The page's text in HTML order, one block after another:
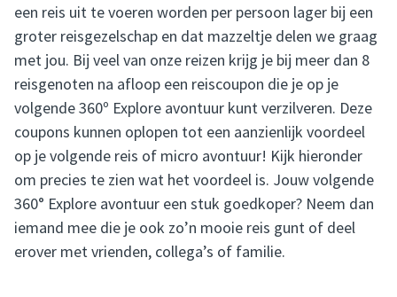
een reis uit te voeren worden per persoon lager bij een
groter reisgezelschap en dat mazzeltje delen we graag
met jou. Bij veel van onze reizen krijg je bij meer dan 8
reisgenoten na afloop een reiscoupon die je op je
volgende 360º Explore avontuur kunt verzilveren. Deze
coupons kunnen oplopen tot een aanzienlijk voordeel
op je volgende reis of micro avontuur! Kijk hieronder
om precies te zien wat het voordeel is. Jouw volgende
360° Explore avontuur een stuk goedkoper? Neem dan
iemand mee die je ook zo’n mooie reis gunt of deel
erover met vrienden, collega’s of familie.